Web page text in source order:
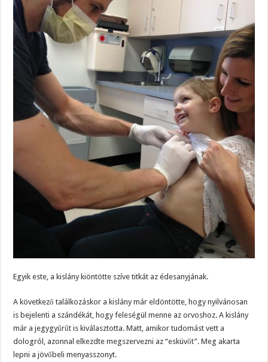
Egyik este, a kislány kiöntötte szíve titkát az édesanyjának.
A következő találkozáskor a kislány már eldöntötte, hogy nyilvánosan
is bejelenti a szándékát, hogy feleségül menne az orvoshoz. A kislány
már a jegygyűrűt is kiválasztotta. Matt, amikor tudomást vett a
dologról, azonnal elkezdte megszervezni az “esküvőt”. Meg akarta
lepni a jövőbeli menyasszonyt.